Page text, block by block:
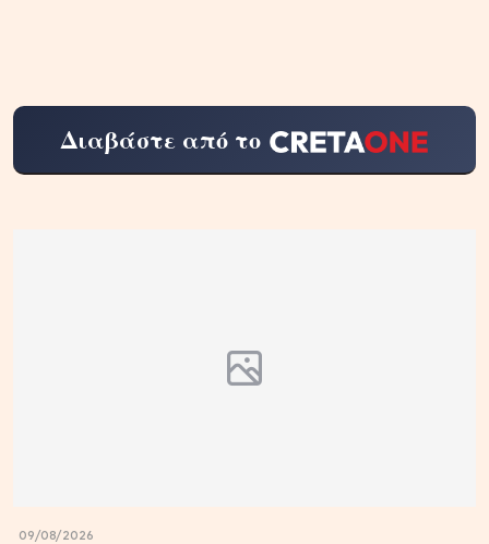
Διαβάστε από το
09/08/2026